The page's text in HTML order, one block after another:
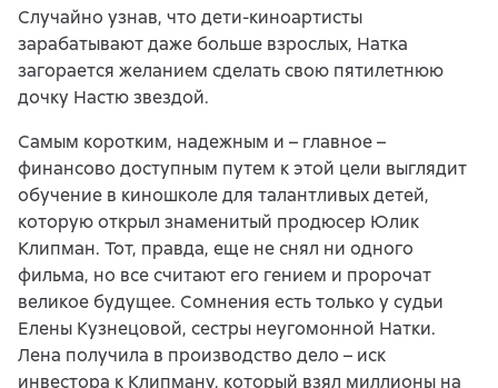
Случайно узнав, что дети-киноартисты
зарабатывают даже больше взрослых, Натка
загорается желанием сделать свою пятилетнюю
дочку Настю звездой.
Самым коротким, надежным и – главное –
финансово доступным путем к этой цели выглядит
обучение в киношколе для талантливых детей,
которую открыл знаменитый продюсер Юлик
Клипман. Тот, правда, еще не снял ни одного
фильма, но все считают его гением и пророчат
великое будущее. Сомнения есть только у судьи
Елены Кузнецовой, сестры неугомонной Натки.
Лена получила в производство дело – иск
инвестора к Клипману, который взял миллионы на